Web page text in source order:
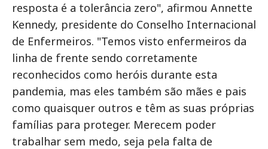
resposta é a tolerância zero", afirmou Annette
Kennedy, presidente do Conselho Internacional
de Enfermeiros. "Temos visto enfermeiros da
linha de frente sendo corretamente
reconhecidos como heróis durante esta
pandemia, mas eles também são mães e pais
como quaisquer outros e têm as suas próprias
famílias para proteger. Merecem poder
trabalhar sem medo, seja pela falta de